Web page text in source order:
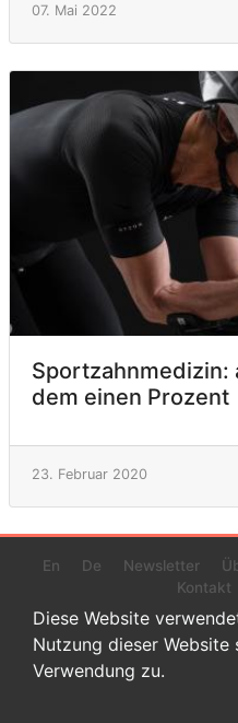
07. Mai 2022
Sportzahnmedizin:
dem einen Prozent
23. Februar 2020
En De Newsletter
Kontakt
© 2022
Dies ist eine Beta-Version.
dieser Website
Diese Website
Nutzung dieser Website
Verwendung zu.